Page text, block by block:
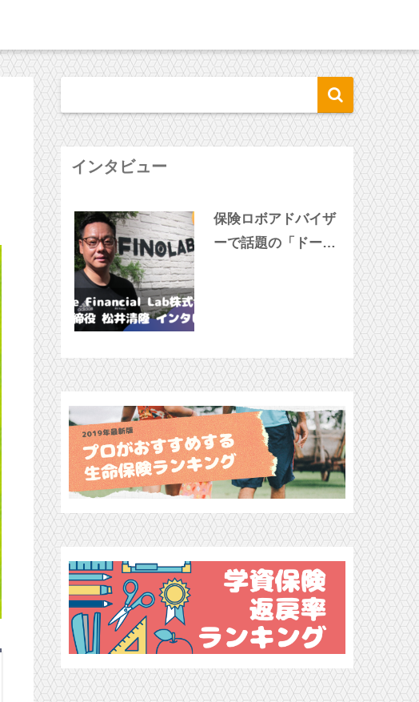
インタビュー
保険ロボアドバイザ
ーで話題の「ドーナ